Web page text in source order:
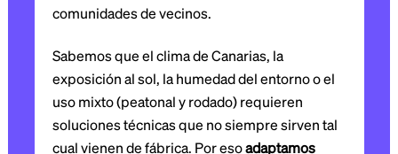
comunidades de vecinos.
Sabemos que el clima de Canarias, la
exposición al sol, la humedad del entorno o el
uso mixto (peatonal y rodado) requieren
soluciones técnicas que no siempre sirven tal
cual vienen de fábrica. Por esoadaptamos